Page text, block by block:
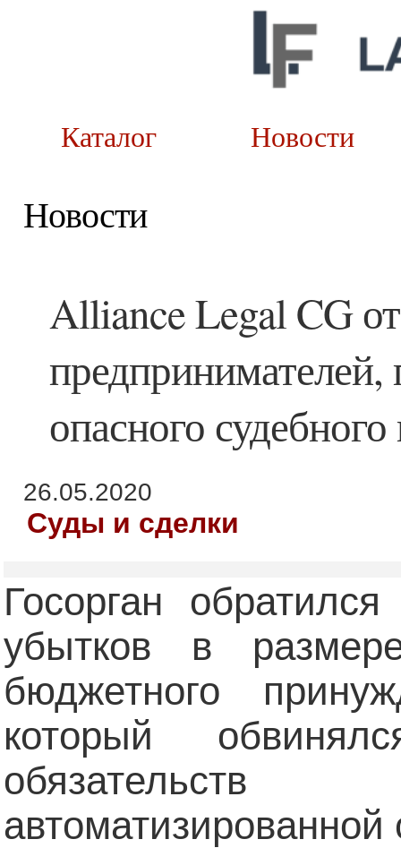
Каталог
Новости
Alliance Legal CG
предпринимателей,
опасного
26.05.2020
Суды и сделки
Госорган
убытков в
бюджетного
который